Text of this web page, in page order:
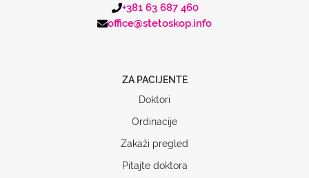
+381 63 687 460
office@stetoskop.info
ZA PACIJENTE
Doktori
Ordinacije
Zakaži pregled
Pitajte doktora